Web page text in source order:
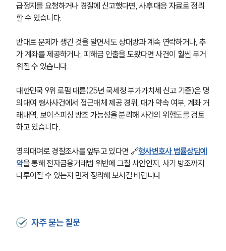
급정지를 요청하거나 경찰에 신고했다면, 사후 대응 자료로 정리
할 수 있습니다.
반대로 문제가 생긴 것을 알면서도 상대방과 계속 연락하거나, 추
가 계좌를 제공하거나, 피해금 인출을 도왔다면 사건이 훨씬 무거
워질 수 있습니다.
대한민국 9위 로펌 대륜(25년 국세청 부가가치세 신고 기준)은 명
의대여 형사사건에서 접근매체 제공 경위, 대가 약속 여부, 계좌 거
래내역, 보이스피싱 방조 가능성을 분리해 사건의 위험도를 검토
하고 있습니다.
명의대여로 경찰조사를 앞두고 있다면 🔗형사변호사 법률상담예
약을 통해 전자금융거래법 위반에 그칠 사안인지, 사기 방조까지
다투어질 수 있는지 먼저 정리해 보시길 바랍니다.
자주 묻는 질문